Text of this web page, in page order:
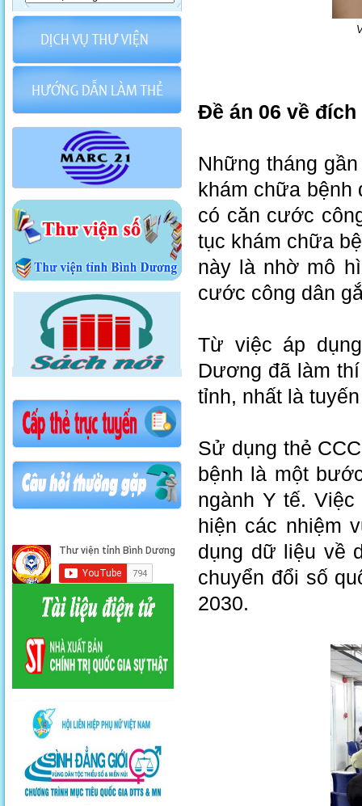
Đề án 06 về
Những tháng
khám chữa bệnh
có căn cước
tục khám chữa
này là nhờ mô
cước công dân
Từ việc áp
Dương đã làm
tỉnh, nhất là
Sử dụng thẻ
bệnh là một
ngành Y tế.
hiện các nhiệm
dụng dữ liệu về
chuyển đổi số
2030.